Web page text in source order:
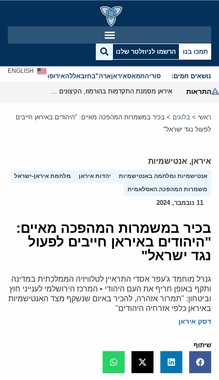
תמכו בנו הרשמו לניוזלטר שלנו
נושאים חמים: סוריהחמאסאיראןארה”בחזבאללהאירופהאנטישמיות
ENGLISH
התראות
ראשי > בלוגים > בכיר במשמרות המהפכה מאיים: "היהודים באיראן חייבים
לפעול נגד ישראל"
איראן, אנטישמיות
אנטישמיות ומלחמה באנטישמיות יהדות איראן
מלחמת איראן-ישראל
משמרות המהפכה האסלאמית
11 נובמבר, 2024
בכיר במשמרות המהפכה מאיים:
"היהודים באיראן חייבים לפעול
נגד ישראל"
גנרל מוחמד ג'עפר אסדי התראיין לטלוויזיה הממלכתית במדינה
ותקף באופן חריף את העם היהודי • המרכז הירושלמי לענייני חוץ
וביטחון: "תמרור אזהרה, להכיר באיום שנשקף מצד האנטישמיות
באיראן כלפי אזרחיה היהודים"
דסק איראן
שיתוף